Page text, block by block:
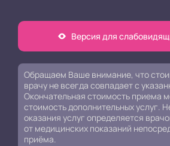
Версия для
Обращаем Ваше внимание, что
врачу не всегда совпадает с
Окончательная стоимость приема
стоимость дополнительных услуг.
оказания услуг определяется
от медицинских показаний
приёма.